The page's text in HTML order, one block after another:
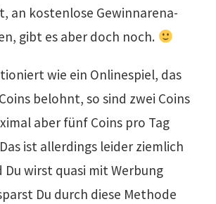
an kostenlose Gewinnarena-
gibt es aber doch noch.
wie ein Onlinespiel, das
belohnt, so sind zwei Coins
aber fünf Coins pro Tag
ist allerdings leider ziemlich
wirst quasi mit Werbung
Du durch diese Methode